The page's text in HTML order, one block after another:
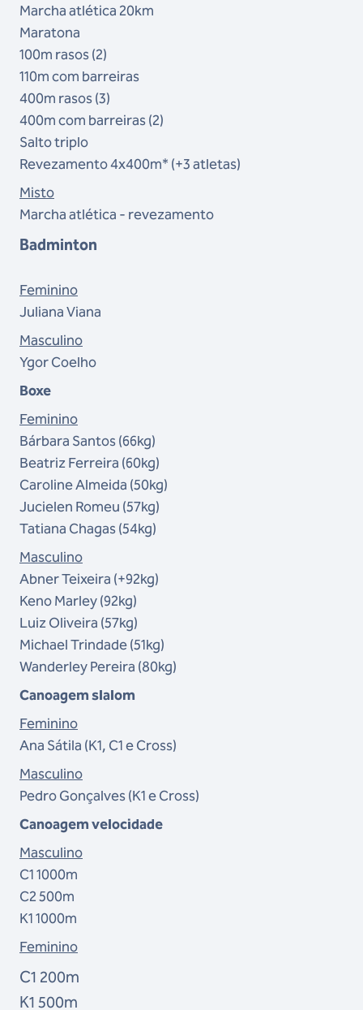
Marcha atlética 20km
Maratona
100m rasos (2)
110m com barreiras
400m rasos (3)
400m com barreiras (2)
Salto triplo
Revezamento 4x400m* (+3 atletas)
Misto
Marcha atlética - revezamento
Badminton
Feminino
Juliana Viana
Masculino
Ygor Coelho
Boxe
Feminino
Bárbara Santos (66kg)
Beatriz Ferreira (60kg)
Caroline Almeida (50kg)
Jucielen Romeu (57kg)
Tatiana Chagas (54kg)
Masculino
Abner Teixeira (+92kg)
Keno Marley (92kg)
Luiz Oliveira (57kg)
Michael Trindade (51kg)
Wanderley Pereira (80kg)
Canoagem slalom
Feminino
Ana Sátila (K1, C1 eCross)
Masculino
Pedro Gonçalves (K1 eCross)
Canoagem velocidade
Masculino
C1 1000m
C2 500m
K1 1000m
Feminino
C1 200m
K1 500m